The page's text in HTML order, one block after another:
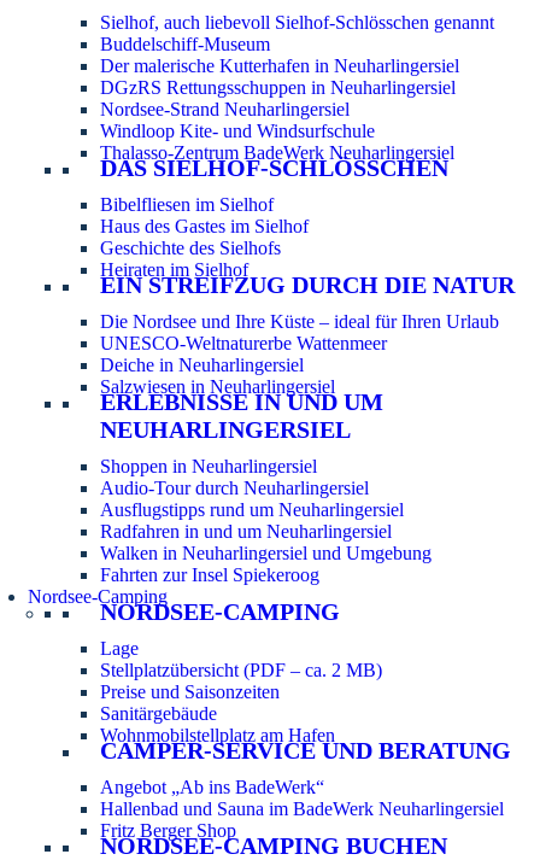
Sielhof, auch liebevoll Sielhof-Schlösschen genannt
Buddelschiff-Museum
Der malerische Kutterhafen in Neuharlingersiel
DGzRS Rettungsschuppen in Neuharlingersiel
Nordsee-Strand Neuharlingersiel
Windloop Kite- und Windsurfschule
Thalasso-Zentrum BadeWerk Neuharlingersiel
DAS SIELHOF-SCHLÖSSCHEN
Bibelfliesen im Sielhof
Haus des Gastes im Sielhof
Geschichte des Sielhofs
Heiraten im Sielhof
EIN STREIFZUG DURCH DIE NATUR
Die Nordsee und Ihre Küste – ideal für Ihren Urlaub
UNESCO-Weltnaturerbe Wattenmeer
Deiche in Neuharlingersiel
Salzwiesen in Neuharlingersiel
ERLEBNISSE IN UND UM
NEUHARLINGERSIEL
Shoppen in Neuharlingersiel
Audio-Tour durch Neuharlingersiel
Ausflugstipps rund um Neuharlingersiel
Radfahren in und um Neuharlingersiel
Walken in Neuharlingersiel und Umgebung
Fahrten zur Insel Spiekeroog
Nordsee-Camping
NORDSEE-CAMPING
Lage
Stellplatzübersicht (PDF – ca. 2 MB)
Preise und Saisonzeiten
Sanitärgebäude
Wohnmobilstellplatz am Hafen
CAMPER-SERVICE UND BERATUNG
Angebot „Ab ins BadeWerk“
Hallenbad und Sauna im BadeWerk Neuharlingersiel
Fritz Berger Shop
NORDSEE-CAMPING BUCHEN